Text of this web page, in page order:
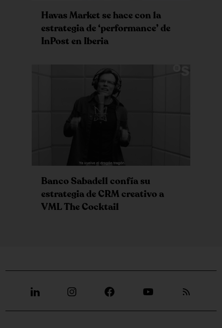
Havas Market se hace con la
estrategia de ‘performance’ de
InPost en Iberia
Banco Sabadell confía su
estrategia de CRM creativo a
VML The Cocktail